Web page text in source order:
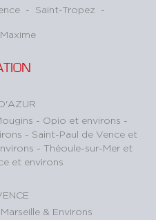
- Opio et environs -
- Saint-Paul de Vence et
- Théoule-sur-Mer et
et environs
Marseille & Environs
- Saint-Tropez -